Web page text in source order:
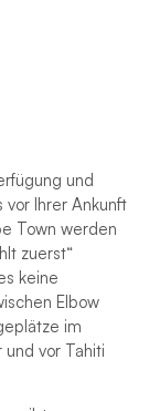
und
Ihrer Ankunft
Town werden
zuerst“
keine
Elbow
im
vor Tahiti